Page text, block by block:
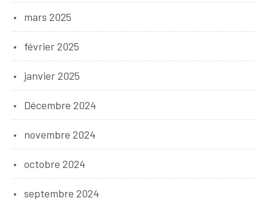
mars 2025
février 2025
janvier 2025
Décembre 2024
novembre 2024
octobre 2024
septembre 2024